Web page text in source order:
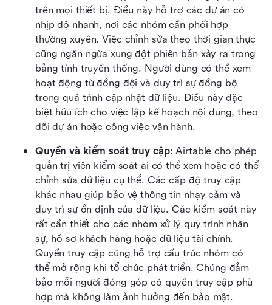
trên mọi thiết bị. Điều này hỗ trợ các dự án có
nhịp độ nhanh, nơi các nhóm cần phối hợp
thường xuyên. Việc chỉnh sửa theo thời gian thực
cũng ngăn ngừa xung đột phiên bản xảy ra trong
bảng tính truyền thống. Người dùng có thể xem
hoạt động từ đồng đội và duy trì sự đồng bộ
trong quá trình cập nhật dữ liệu. Điều này đặc
biệt hữu ích cho việc lập kế hoạch nội dung, theo
dõi dự án hoặc công việc vận hành.
Quyền và kiểm soát truy cập: Airtable cho phép
quản trị viên kiểm soát ai có thể xem hoặc có thể
chỉnh sửa dữ liệu cụ thể. Các cấp độ truy cập
khác nhau giúp bảo vệ thông tin nhạy cảm và
duy trì sự ổn định của dữ liệu. Các kiểm soát này
rất cần thiết cho các nhóm xử lý quy trình nhân
sự, hồ sơ khách hàng hoặc dữ liệu tài chính.
Quyền truy cập cũng hỗ trợ cấu trúc nhóm có
thể mở rộng khi tổ chức phát triển. Chúng đảm
bảo mỗi người đóng góp có quyền truy cập phù
hợp mà không làm ảnh hưởng đến bảo mật.